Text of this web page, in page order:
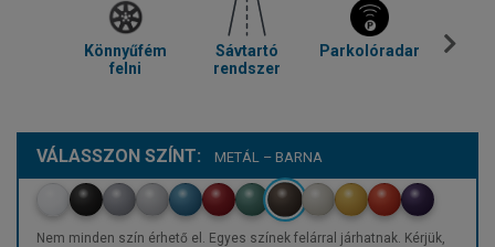
Könnyűfém
felni
Sávtartó
rendszer
Parkolóradar
VÁLASSZON SZÍNT: METÁL – BARNA
Nem minden szín érhető el. Egyes színek felárral járhatnak. Kérjük,